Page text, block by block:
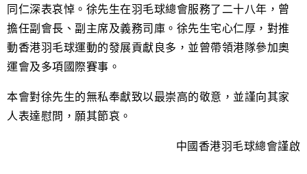
同仁深表哀悼。徐先生在羽毛球總會服務了二十八年，曾
擔任副會長、副主席及義務司庫。徐先生宅心仁厚，對推
動香港羽毛球運動的發展貢獻良多，並曾帶領港隊參加奧
運會及多項國際賽事。
本會對徐先生的無私奉獻致以最崇高的敬意，並謹向其家
人表達慰問，願其節哀。
中國香港羽毛球總會謹啟